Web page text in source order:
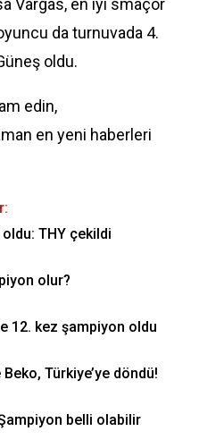
Vargas, en iyi smaçör
da turnuvada 4.
oldu.
edin,
en yeni haberleri
THY çekildi
olur?
12. kez şampiyon oldu
Türkiye’ye döndü!
belli olabilir